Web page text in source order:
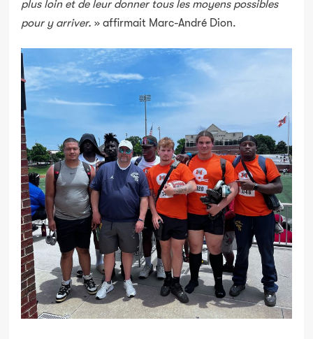
plus loin et de leur donner tous les moyens possibles
pour y arriver. » affirmait Marc-André Dion.